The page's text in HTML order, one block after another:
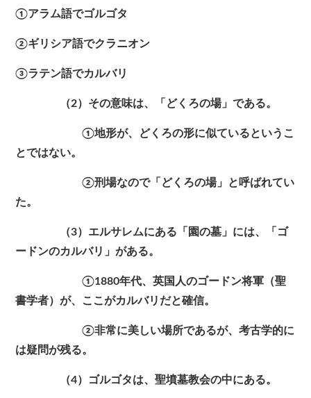
①アラム語でゴルゴタ
②ギリシア語でクラニオン
③ラテン語でカルバリ
（2）その意味は、「どくろの場」である。
①地形が、どくろの形に似ているというこ
とではない。
②刑場なので「どくろの場」と呼ばれてい
た。
（3）エルサレムにある「園の墓」には、「ゴ
ードンのカルバリ」がある。
①1880年代、英国人のゴードン将軍（聖
書学者）が、ここがカルバリだと確信。
②非常に美しい場所であるが、考古学的に
は疑問が残る。
（4）ゴルゴタは、聖墳墓教会の中にある。